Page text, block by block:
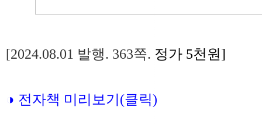
[2024.08.01 발행. 363쪽. 정가 5천원]
◑ 전자책 미리보기(클릭)